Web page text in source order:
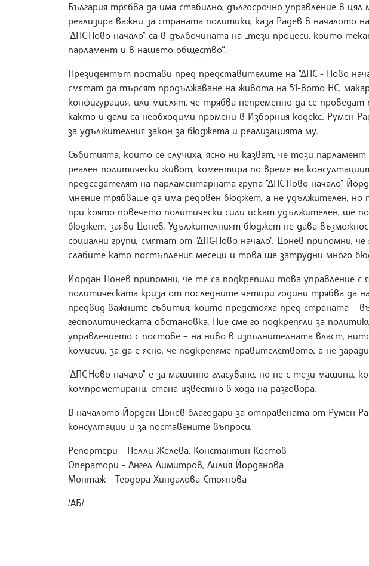
България трябва да има стабилно, дългосрочно управление в
реализира важни за страната политики, каза Радев в началото
"ДПС-Ново начало" са в дълбочината на „тези процеси, които
парламент и в нашето общество“.
Президентът постави пред представителите на "ДПС - Ново
смятат да търсят продължаване на живота на 51-вото НС, макар
конфигурация, или мислят, че трябва непременно да се проведат
както и дали са необходими промени в Изборния кодекс. Румен
за удължителния закон за бюджета и реализацията му.
Събитията, които се случиха, ясно ни казват, че този парламент
реален политически живот, коментира по време на
председателят на парламентарната група "ДПС-Ново начало"
мнение трябваше да има редовен бюджет, а не удължителен, но
при която повечето политически сили искат удължителен, ще
бюджет, заяви Цонев. Удължителният бюджет не дава
социални групи, смятат от "ДПС-Ново начало". Цонев припомни,
слабите като постъпления месеци и това ще затрудни много
Йордан Цонев припомни, че те са подкрепили това управление с
политическата криза от последните четири години трябва да
предвид важните събития, които предстояха пред страната –
геополитическата обстановка. Ние сме го подкрепяли за
управлението с постове – на ниво в изпълнителната власт,
комисии, за да е ясно, че подкрепяме правителството, а не
"ДПС-Ново начало" е за машинно гласуване, но не с тези машини,
компрометирани, стана известно в хода на разговора.
В началото Йордан Цонев благодари за отправената от Румен
консултации и за поставените въпроси.
Репортери - Нелли Желева, Константин Костов
Оператори - Ангел Димитров, Лилия Йорданова
Монтаж - Теодора Хиндалова-Стоянова
/АБ/